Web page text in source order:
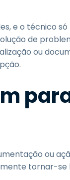
e o técnico
de
ou
ou
tornar-se